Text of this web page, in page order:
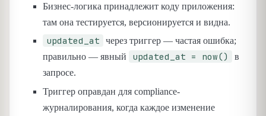
Бизнес-логика принадлежит коду приложения:
там она тестируется, версионируется и видна.
updated_at
через триггер — частая ошибка;
правильно — явный
updated_at = now()
в
запросе.
Триггер оправдан для compliance-
журналирования, когда каждое изменение